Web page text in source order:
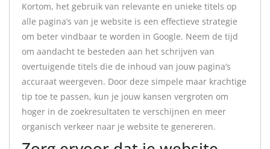
Kortom, het gebruik van relevante en unieke titels op
alle pagina’s van je website is een effectieve strategie
om beter vindbaar te worden in Google. Neem de tijd
om aandacht te besteden aan het schrijven van
overtuigende titels die de inhoud van jouw pagina’s
accuraat weergeven. Door deze simpele maar krachtige
tip toe te passen, kun je jouw kansen vergroten om
hoger in de zoekresultaten te verschijnen en meer
organisch verkeer naar je website te genereren.